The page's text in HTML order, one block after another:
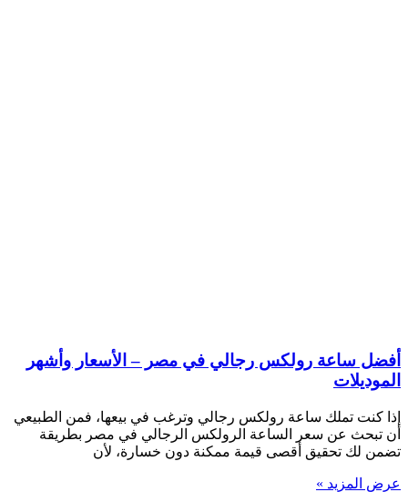
أفضل ساعة رولكس رجالي في مصر – الأسعار وأشهر
الموديلات
إذا كنت تملك ساعة رولكس رجالي وترغب في بيعها، فمن الطبيعي
أن تبحث عن سعر الساعة الرولكس الرجالي في مصر بطريقة
تضمن لك تحقيق أقصى قيمة ممكنة دون خسارة، لأن
عرض المزيد »